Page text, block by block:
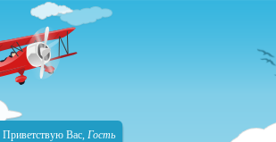
Приветствую Вас, Гость